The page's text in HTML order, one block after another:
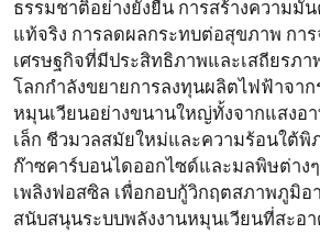
ธรรมชาติอย่างยั่งยืน การสร้างความมั่
แท้จริง การลดผลกระทบต่อสุขภาพ การ
เศรษฐกิจที่มีประสิทธิภาพและเสถียรภ
โลกกำลังขยายการลงทุนผลิตไฟฟ้าจาก
หมุนเวียนอย่างขนานใหญ่ทั้งจากแสงอ
เล็ก ชีวมวลสมัยใหม่และความร้อนใต้พิ
ก๊าซคาร์บอนไดออกไซด์และมลพิษต่างๆ
เพลิงฟอสซิล เพื่อกอบกู้วิกฤตสภาพภูมิอ
สนับสนุนระบบพลังงานหมุนเวียนที่สะอ